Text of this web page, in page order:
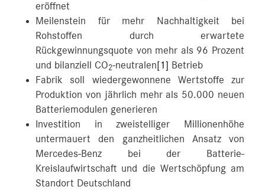
eröffnet
Meilenstein für mehr Nachhaltigkeit bei
Rohstoffen durch erwartete
Rückgewinnungsquote von mehr als 96 Prozent
und bilanziell CO2-neutralen[1] Betrieb
Fabrik soll wiedergewonnene Wertstoffe zur
Produktion von jährlich mehr als 50.000 neuen
Batteriemodulen generieren
Investition in zweistelliger Millionenhöhe
untermauert den ganzheitlichen Ansatz von
Mercedes-Benz bei der Batterie-
Kreislaufwirtschaft und die Wertschöpfung am
Standort Deutschland